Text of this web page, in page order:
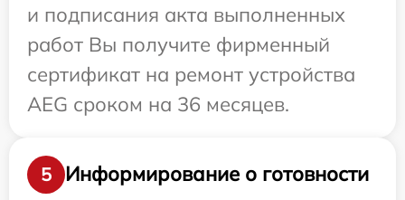
и подписания акта выполненных
работ Вы получите фирменный
сертификат на ремонт устройства
AEG сроком на 36 месяцев.
5
Информирование о готовности